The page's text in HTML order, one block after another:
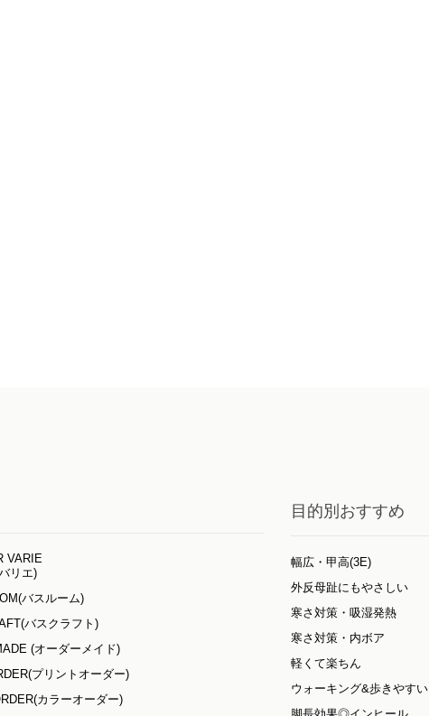
VARIE
リエ)
バスルーム)
バスクラフト)
(オーダーメイド)
プリントオーダー)
カラーオーダー)
目的別おすすめ
幅広・甲高(3E)
外反母趾にもやさしい
寒さ対策・吸湿発熱
寒さ対策・内ボア
軽くて楽ちん
ウォーキング&歩きやすい